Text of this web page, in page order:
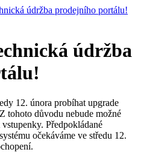
údržba prodejního portálu!
údržba
12. února probíhat upgrade
tohoto důvodu nebude možné
Předpokládané
očekáváme ve středu 12.